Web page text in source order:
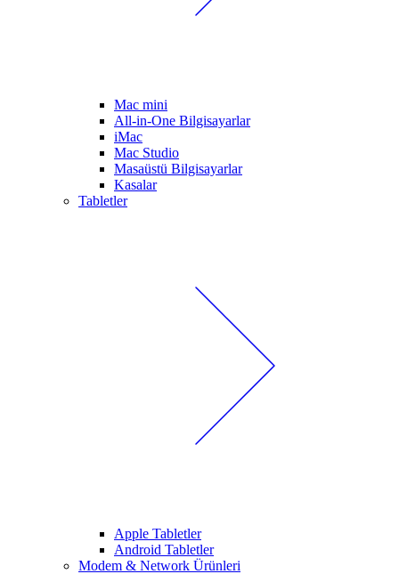
Mac mini
All-in-One Bilgisayarlar
iMac
Mac Studio
Masaüstü Bilgisayarlar
Kasalar
Tabletler
Apple Tabletler
Android Tabletler
Modem & Network Ürünleri